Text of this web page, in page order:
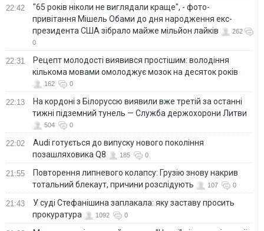
22:42
"65 років ніколи не виглядали краще", - фото-
привітання Мішель Обами до дня народження екс-
президента США зібрало майже мільйон лайків
262
0
22:31
Рецепт молодості виявився простішим: володіння
кількома мовами омолоджує мозок на десяток років
162 0
22:13
На кордоні з Білоруссю виявили вже третій за останні
тижні підземний тунель — Служба держохорони Литви
504 0
22:02
Audi готується до випуску нового покоління
позашляховика Q8
185 0
21:55
Повторення липневого колапсу: Грузію знову накрив
тотальний блекаут, причини розслідують
107 0
21:43
У суді Стефанішина заплакала: яку заставу просить
прокуратура
1092 0